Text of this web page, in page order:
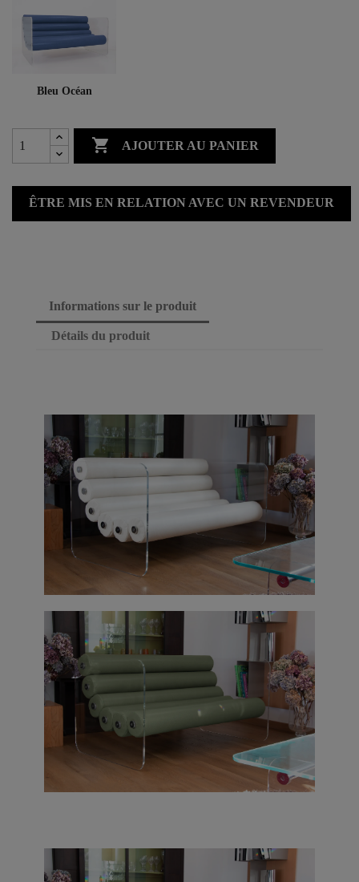
Bleu Océan
 AJOUTER AU PANIER
ÊTRE MIS EN RELATION AVEC UN REVENDEUR
Informations sur le produit
Détails du produit